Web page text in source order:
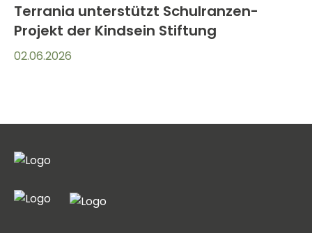
Terrania unterstützt Schulranzen-
Projekt der Kindsein Stiftung
02.06.2026